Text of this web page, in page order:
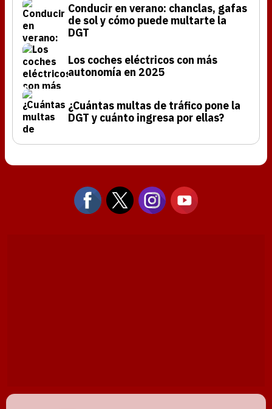
Conducir en verano: chanclas, gafas
de sol y cómo puede multarte la
DGT
Los coches eléctricos con más
autonomía en 2025
¿Cuántas multas de tráfico pone la
DGT y cuánto ingresa por ellas?